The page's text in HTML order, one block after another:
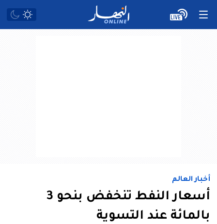
أخبار العالم
أسعار النفط تنخفض بنحو 3
بالمائة عند التسوية